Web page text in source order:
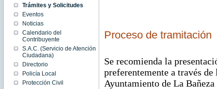
Trámites y Solicitudes
Eventos
Noticias
Calendario del
Contribuyente
S.A.C. (Servicio de Atención
Ciudadana)
Directorio
Policía Local
Protección Civil
Proceso de tramitación
Se recomienda la
preferentemente a través
Ayuntamiento de La Bañeza